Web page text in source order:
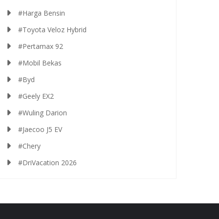
#Harga Bensin
#Toyota Veloz Hybrid
#Pertamax 92
#Mobil Bekas
#Byd
#Geely EX2
#Wuling Darion
#Jaecoo J5 EV
#Chery
#DriVacation 2026